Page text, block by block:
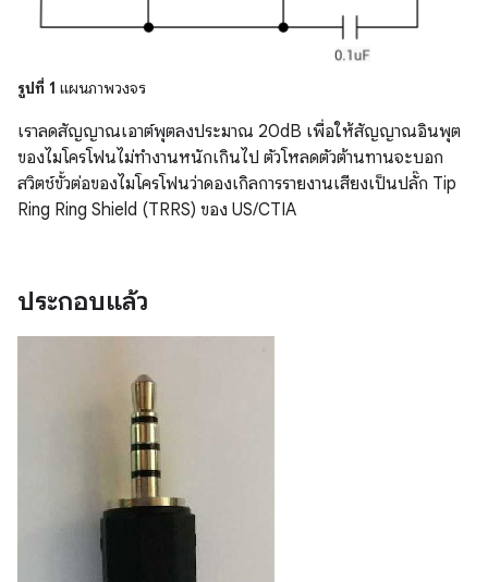
รูปที่ 1 แผนภาพวงจร
เราลดสัญญาณเอาต์พุตลงประมาณ 20dB เพื่อให้สัญญาณอินพุต
ของไมโครโฟนไม่ทำงานหนักเกินไป ตัวโหลดตัวต้านทานจะบอก
สวิตช์ขั้วต่อของไมโครโฟนว่าดองเกิลการรายงานเสียงเป็นปลั๊ก Tip
Ring Ring Shield (TRRS) ของ US/CTIA
ประกอบแล้ว